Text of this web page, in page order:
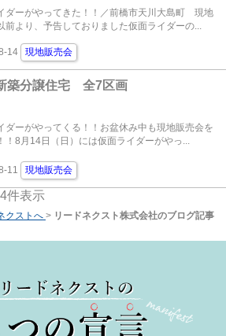
ダーがやってきた！！／前橋市天川大島町 現地
前より、予告しておりました仮面ライダーの...
14 現地販売会
築分譲住宅 全7区画
ダーがやってくる！！お盆休み中も現地販売会を
！8月14日（日）には仮面ライダーがやっ...
11 現地販売会
件表示
クストへ > リードネクスト株式会社のブログ記事